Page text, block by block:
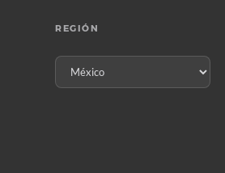
REGIÓN